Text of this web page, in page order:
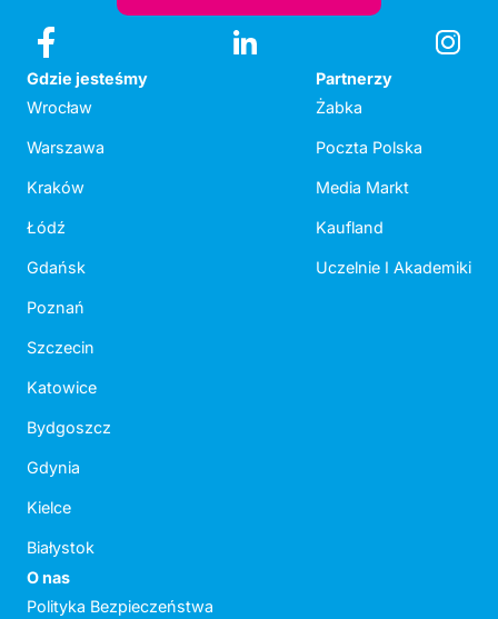
Gdzie jesteśmy
Wrocław
Warszawa
Kraków
Łódź
Gdańsk
Poznań
Szczecin
Katowice
Bydgoszcz
Gdynia
Kielce
Białystok
Partnerzy
Żabka
Poczta Polska
Media Markt
Kaufland
Uczelnie I Akademiki
O nas
Polityka Bezpieczeństwa